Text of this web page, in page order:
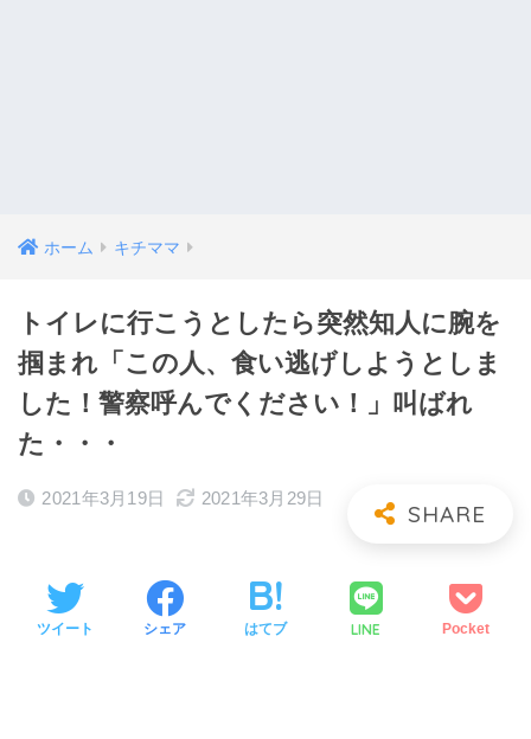
ホーム キチママ
トイレに行こうとしたら突然知人に腕を
掴まれ「この人、食い逃げしようとしま
した！警察呼んでください！」叫ばれ
た・・・
2021年3月19日 2021年3月29日
ツイート シェア はてブ LINE Pocket